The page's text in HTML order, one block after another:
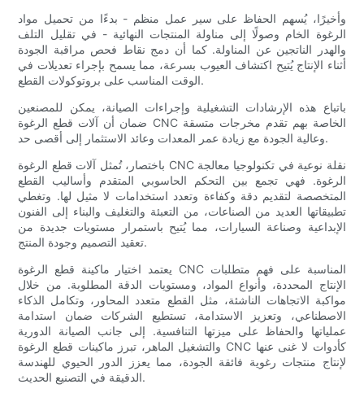
وأخيرًا، يُسهم الحفاظ على سير عمل منظم - بدءًا من تحميل مواد
الرغوة الخام وصولًا إلى مناولة المنتجات النهائية - في تقليل التلف
والهدر الناتجين عن المناولة. كما أن دمج نقاط فحص مراقبة الجودة
أثناء الإنتاج يُتيح اكتشاف العيوب بسرعة، مما يسمح بإجراء تعديلات في
الوقت المناسب على بروتوكولات القطع.
باتباع هذه الإرشادات التشغيلية وإجراءات الصيانة، يمكن للمصنعين
ضمان أن آلات قطع الرغوة CNC الخاصة بهم تقدم مخرجات متسقة
وعالية الجودة مع زيادة عمر المعدات وعائد الاستثمار إلى أقصى حد.
باختصار، تُمثل آلات قطع الرغوة CNC نقلة نوعية في تكنولوجيا معالجة
الرغوة. فهي تجمع بين التحكم الحاسوبي المتقدم وأساليب القطع
المتخصصة لتقديم دقة وكفاءة وتعدد استخدامات لا مثيل لها. وتغطي
تطبيقاتها العديد من الصناعات، من التعبئة والتغليف والبناء إلى الفنون
الإبداعية وصناعة السيارات، مما يُتيح باستمرار مستويات جديدة من
تعقيد التصميم وجودة المنتج.
يعتمد اختيار ماكينة قطع الرغوة CNC المناسبة على فهم متطلبات
الإنتاج المحددة، وأنواع المواد، ومستويات الدقة المطلوبة. من خلال
مواكبة الاتجاهات الناشئة، مثل القطع متعدد المحاور، وتكامل الذكاء
الاصطناعي، وتعزيز الاستدامة، تستطيع الشركات ضمان استدامة
عملياتها والحفاظ على ميزتها التنافسية. إلى جانب الصيانة الدورية
والتشغيل الماهر، تبرز ماكينات قطع الرغوة CNC كأدوات لا غنى عنها
لإنتاج منتجات رغوية فائقة الجودة، مما يعزز الدور الحيوي للهندسة
الدقيقة في التصنيع الحديث.